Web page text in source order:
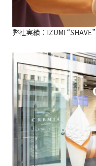
弊社実績：IZUMI